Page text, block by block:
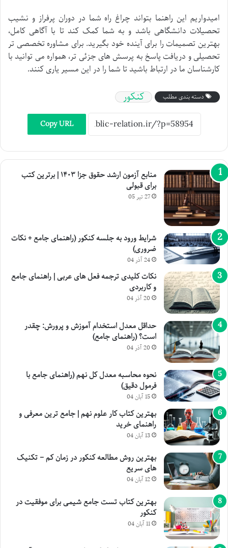
امیدواریم این راهنما بتواند چراغ راه شما در دوران پرفراز و نشیب
تحصیلات دانشگاهی باشد و به شما کمک کند تا با آگاهی کامل،
بهترین تصمیمات را برای آینده خود بگیرید. برای مشاوره تخصصی تر
تحصیلی و دریافت پاسخ به پرسش های جزئی تر، همواره می توانید با
کارشناسان ما در ارتباط باشید تا شما را در این مسیر یاری کنند.
دسته بندی مطلب کنکور
Copy URL
منابع آزمون ارشد حقوق جزا ۱۴۰۳ | برترین کتب
برای قبولی
27 تیر 05
شرایط ورود به جلسه کنکور (راهنمای جامع + نکات
ضروری)
24 آذر 04
نکات کلیدی ترجمه فعل های عربی | راهنمای جامع
و کاربردی
20 آذر 04
حداقل معدل استخدام آموزش و پرورش: چقدر
است؟ (راهنمای جامع)
20 آذر 04
نحوه محاسبه معدل کل نهم (راهنمای جامع با
فرمول دقیق)
15 آبان 04
بهترین کتاب کار علوم نهم | جامع ترین معرفی و
راهنمای خرید
13 آبان 04
بهترین روش مطالعه کنکور در زمان کم – تکنیک
های سریع
12 آبان 04
بهترین کتاب تست جامع شیمی برای موفقیت در
کنکور
11 آبان 04